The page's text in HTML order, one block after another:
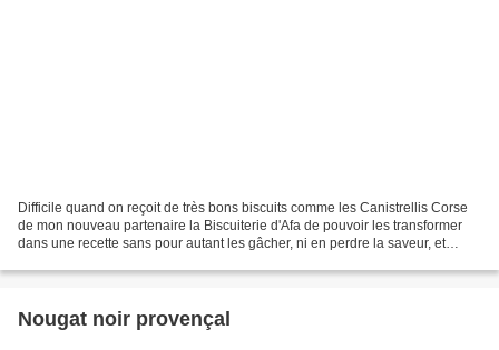
Difficile quand on reçoit de très bons biscuits comme les Canistrellis Corse
de mon nouveau partenaire la Biscuiterie d'Afa de pouvoir les transformer
dans une recette sans pour autant les gâcher, ni en perdre la saveur, et
Nougat noir provençal